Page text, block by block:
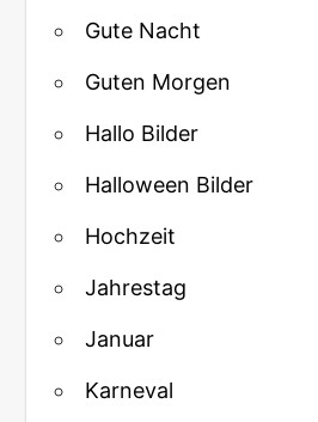
Gute Nacht
Guten Morgen
Hallo Bilder
Halloween Bilder
Hochzeit
Jahrestag
Januar
Karneval